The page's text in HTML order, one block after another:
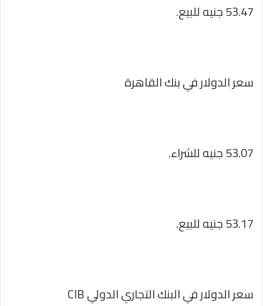
53.47 جنيه للبيع.
سعر الدولار في بنك القاهرة
53.07 جنيه للشراء.
53.17 جنيه للبيع.
سعر الدولار في البنك التجاري الدولي CIB